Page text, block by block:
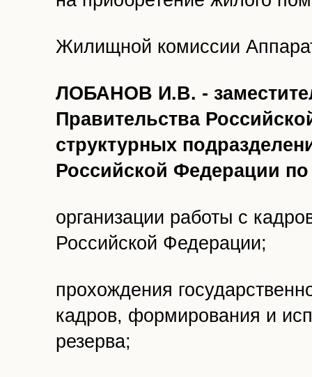
Жилищной комиссии
ЛОБАНОВ И.В. -
Правительства
структурных
Российской Федерации
организации работы с
Российской Федерации;
прохождения
кадров, формирования и
резерва;